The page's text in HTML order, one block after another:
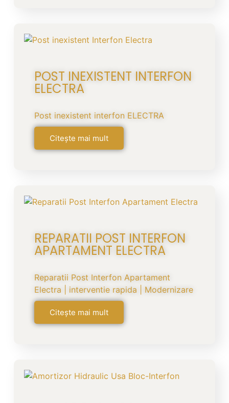
POST INEXISTENT INTERFON
ELECTRA
Post inexistent interfon ELECTRA
Citește mai mult
REPARATII POST INTERFON
APARTAMENT ELECTRA
Reparatii Post Interfon Apartament
Electra | interventie rapida | Modernizare
Citește mai mult